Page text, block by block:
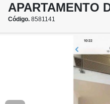
APARTAMENTO
Código. 8581141